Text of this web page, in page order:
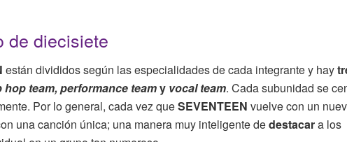
de diecisiete
están divididos según las especialidades de cada integrante y hay
hop team, performance teamy vocal team. Cada subunidad se
Por lo general, cada vez queSEVENTEEN vuelve con un
una canción única; una manera muy inteligente dedestacara los